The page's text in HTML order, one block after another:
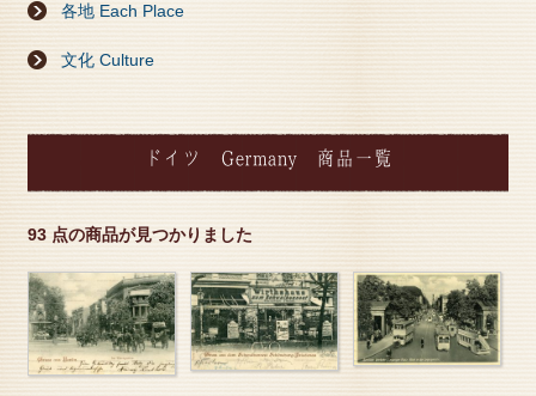
各地 Each Place
文化 Culture
ドイツ Germany 商品一覧
93 点の商品が見つかりました